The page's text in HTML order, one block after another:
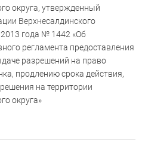
округа, утвержденный
Верхнесалдинского
2013 года № 1442 «Об
регламента предоставления
разрешений на право
продлению срока действия,
на территории
округа»